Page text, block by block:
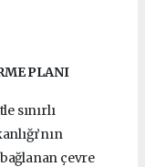
PLANI
sınırlı
çevre